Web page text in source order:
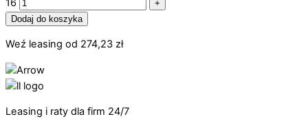
16
+
Dodaj do koszyka
Weź leasing od 274,23 zł
Leasing i raty dla firm 24/7